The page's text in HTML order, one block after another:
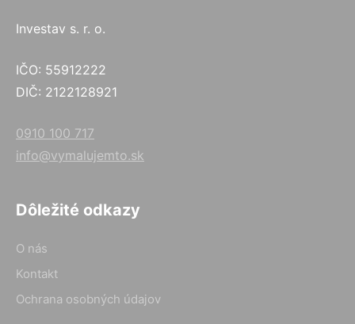
Investav s. r. o.
IČO: 55912222
DIČ: 2122128921
0910 100 717
info@vymalujemto.sk
Dôležité odkazy
O nás
Kontakt
Ochrana osobných údajov